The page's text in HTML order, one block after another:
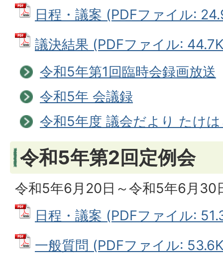
日程・議案 (PDFファイル:
議決結果 (PDFファイル:
令和5年第1回臨時会録画放送
令和5年 会議録
令和5年度 議会だより たけ
令和5年第2回定例会
令和5年6月20日～令和5年6月30
日程・議案 (PDFファイル:
一般質問 (PDFファイル: